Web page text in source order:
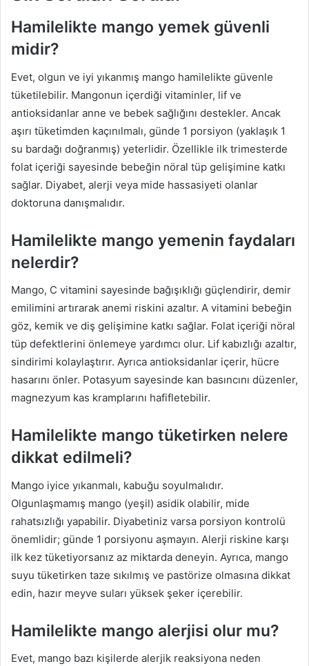
Hamilelikte mango yemek güvenli
midir?
Evet, olgun ve iyi yıkanmış mango hamilelikte güvenle
tüketilebilir. Mangonun içerdiği vitaminler, lif ve
antioksidanlar anne ve bebek sağlığını destekler. Ancak
aşırı tüketimden kaçınılmalı, günde 1 porsiyon (yaklaşık 1
su bardağı doğranmış) yeterlidir. Özellikle ilk trimesterde
folat içeriği sayesinde bebeğin nöral tüp gelişimine katkı
sağlar. Diyabet, alerji veya mide hassasiyeti olanlar
doktoruna danışmalıdır.
Hamilelikte mango yemenin faydaları
nelerdir?
Mango, C vitamini sayesinde bağışıklığı güçlendirir, demir
emilimini artırarak anemi riskini azaltır. A vitamini bebeğin
göz, kemik ve diş gelişimine katkı sağlar. Folat içeriği nöral
tüp defektlerini önlemeye yardımcı olur. Lif kabızlığı azaltır,
sindirimi kolaylaştırır. Ayrıca antioksidanlar içerir, hücre
hasarını önler. Potasyum sayesinde kan basıncını düzenler,
magnezyum kas kramplarını hafifletebilir.
Hamilelikte mango tüketirken nelere
dikkat edilmeli?
Mango iyice yıkanmalı, kabuğu soyulmalıdır.
Olgunlaşmamış mango (yeşil) asidik olabilir, mide
rahatsızlığı yapabilir. Diyabetiniz varsa porsiyon kontrolü
önemlidir; günde 1 porsiyonu aşmayın. Alerji riskine karşı
ilk kez tüketiyorsanız az miktarda deneyin. Ayrıca, mango
suyu tüketirken taze sıkılmış ve pastörize olmasına dikkat
edin, hazır meyve suları yüksek şeker içerebilir.
Hamilelikte mango alerjisi olur mu?
Evet, mango bazı kişilerde alerjik reaksiyona neden